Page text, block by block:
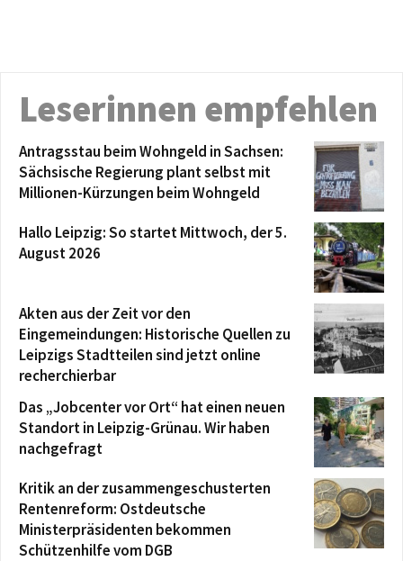
Leserinnen empfehlen
Antragsstau beim Wohngeld in Sachsen:
Sächsische Regierung plant selbst mit
Millionen-Kürzungen beim Wohngeld
Hallo Leipzig: So startet Mittwoch, der 5.
August 2026
Akten aus der Zeit vor den
Eingemeindungen: Historische Quellen zu
Leipzigs Stadtteilen sind jetzt online
recherchierbar
Das „Jobcenter vor Ort“ hat einen neuen
Standort in Leipzig-Grünau. Wir haben
nachgefragt
Kritik an der zusammengeschusterten
Rentenreform: Ostdeutsche
Ministerpräsidenten bekommen
Schützenhilfe vom DGB